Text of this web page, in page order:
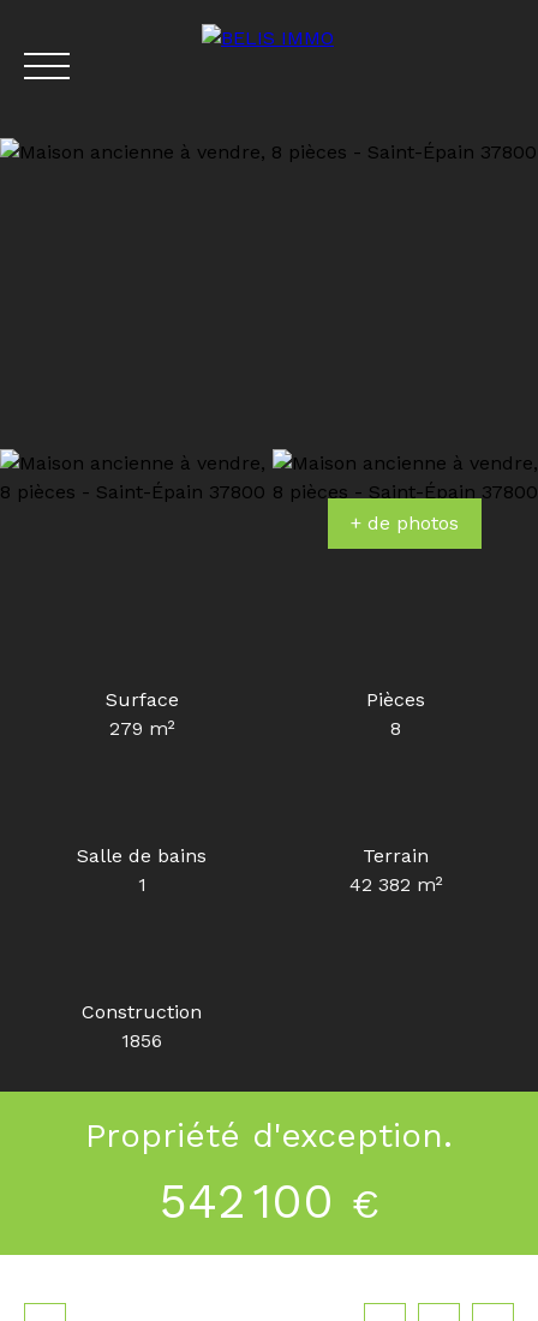
+ de photos
Surface
279 m²
Pièces
8
Salle de bains
1
Terrain
42 382 m²
Construction
1856
Propriété d'exception.
542 100 €